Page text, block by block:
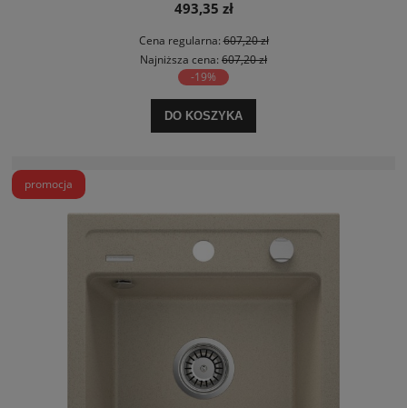
493,35 zł
Cena regularna:607,20 zł
Najniższa cena: 607,20 zł
-19%
DO KOSZYKA
promocja